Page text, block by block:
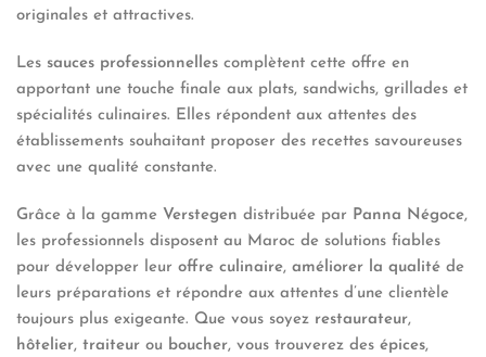
originales et attractives.
Les sauces professionnelles complètent cette offre en
apportant une touche finale aux plats, sandwichs, grillades et
spécialités culinaires. Elles répondent aux attentes des
établissements souhaitant proposer des recettes savoureuses
avec une qualité constante.
Grâce à la gamme Verstegen distribuée par Panna Négoce,
les professionnels disposent au Maroc de solutions fiables
pour développer leur offre culinaire, améliorer la qualité de
leurs préparations et répondre aux attentes d’une clientèle
toujours plus exigeante. Que vous soyez restaurateur,
hôtelier, traiteur ou boucher, vous trouverez des épices,